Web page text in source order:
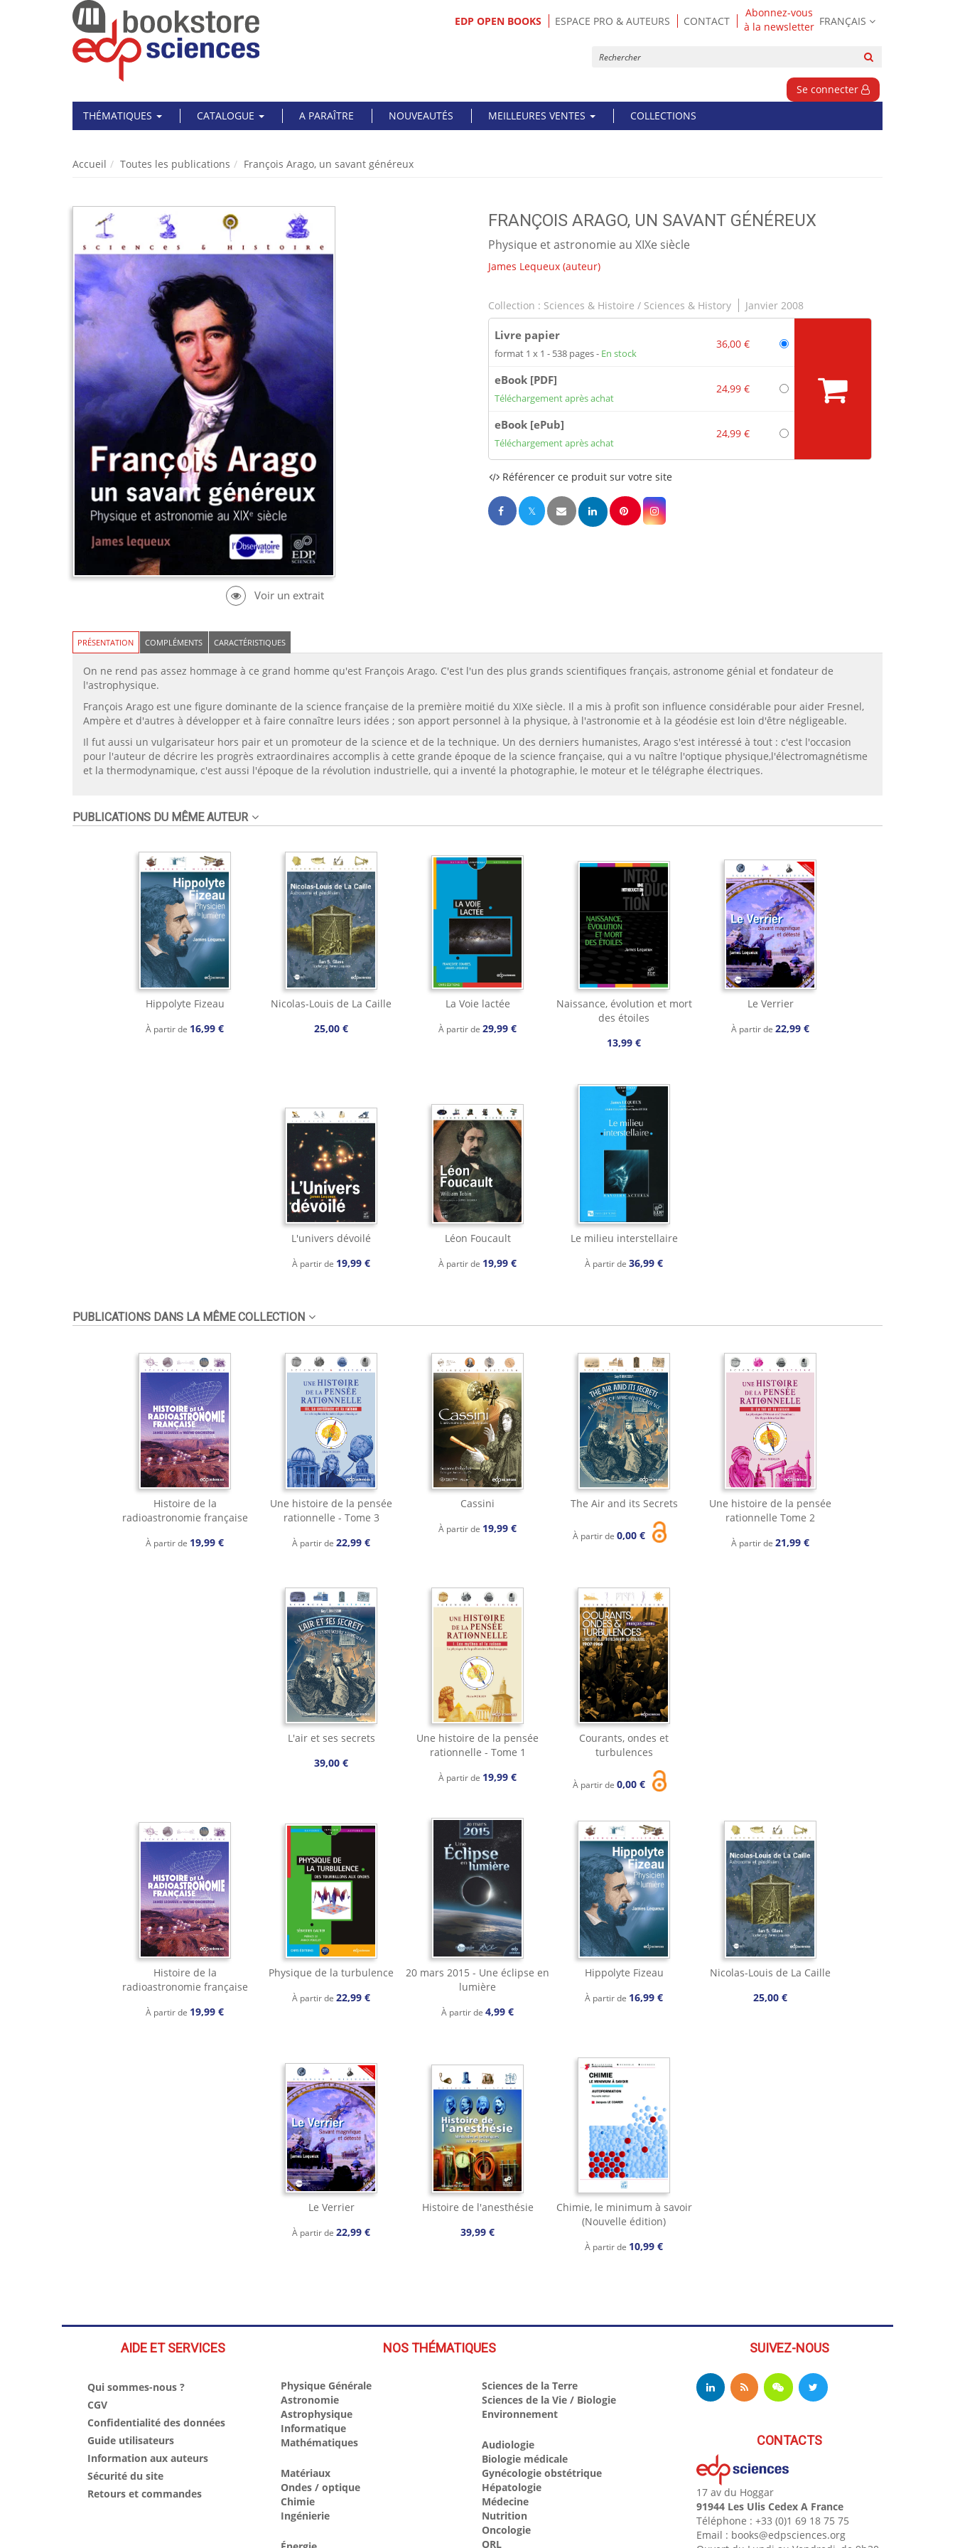
EDP OPEN BOOKS ESPACE PRO & AUTEURS CONTACT
Abonnez-vous
à la newsletter FRANÇAIS
Se connecter
THÉMATIQUES
CATALOGUE A PARAÎTRE NOUVEAUTÉS MEILLEURES VENTES COLLECTIONS
Accueil Toutes les publications François Arago, un savant généreux
FRANÇOIS ARAGO, UN SAVANT GÉNÉREUX
Physique et astronomie au XIXe siècle
James Lequeux (auteur)
Collection : Sciences & Histoire / Sciences & History Janvier 2008
Livre papier
format 1 x 1 538 pages En stock
36,00 €
eBook [PDF]
Téléchargement après achat
24,99 €
eBook [ePub]
Téléchargement après achat
24,99 €
Référencer ce produit sur votre site
PRÉSENTATION COMPLÉMENTS CARACTÉRISTIQUES
On ne rend pas assez hommage à ce grand homme qu'est François Arago. C'est l'un des plus grands scientifiques français, astronome génial et fondateur de
l'astrophysique.
François Arago est une figure dominante de la science française de la première moitié du XIXe siècle. Il a mis à profit son influence considérable pour aider Fresnel,
Ampère et d'autres à développer et à faire connaître leurs idées ; son apport personnel à la physique, à l'astronomie et à la géodésie est loin d'être négligeable.
Il fut aussi un vulgarisateur hors pair et un promoteur de la science et de la technique. Un des derniers humanistes, Arago s'est intéressé à tout : c'est l'occasion
pour l'auteur de décrire les progrès extraordinaires accomplis à cette grande époque de la science française, qui a vu naître l'optique physique,l'électromagnétisme
et la thermodynamique, c'est aussi l'époque de la révolution industrielle, qui a inventé la photographie, le moteur et le télégraphe électriques.
PUBLICATIONS DU MÊME AUTEUR
Hippolyte Fizeau
À partir de 16,99 €
Nicolas-Louis de La Caille
25,00 €
La Voie lactée
À partir de 29,99 €
Naissance, évolution et mort
des étoiles
13,99 €
Le Verrier
À partir de 22,99 €
L'univers dévoilé
À partir de 19,99 €
Léon Foucault
À partir de 19,99 €
Le milieu interstellaire
À partir de 36,99 €
PUBLICATIONS DANS LA MÊME COLLECTION
Histoire de la
radioastronomie française
À partir de 19,99 €
Une histoire de la pensée
rationnelle - Tome 3
À partir de 22,99 €
Cassini
À partir de 19,99 €
The Air and its Secrets
À partir de 0,00 €
Une histoire de la pensée
rationnelle Tome 2
À partir de 21,99 €
L'air et ses secrets
39,00 €
Une histoire de la pensée
rationnelle - Tome 1
À partir de 19,99 €
Courants, ondes et
turbulences
À partir de 0,00 €
Histoire de la
radioastronomie française
À partir de 19,99 €
Physique de la turbulence
À partir de 22,99 €
20 mars 2015 - Une éclipse en
lumière
À partir de 4,99 €
Hippolyte Fizeau
À partir de 16,99 €
Nicolas-Louis de La Caille
25,00 €
Le Verrier
À partir de 22,99 €
Histoire de l'anesthésie
39,99 €
Chimie, le minimum à savoir
(Nouvelle édition)
À partir de 10,99 €
AIDE ET SERVICES
Qui sommes-nous ?
CGV
Confidentialité des données
Guide utilisateurs
Information aux auteurs
Sécurité du site
Retours et commandes
NOS THÉMATIQUES
Physique Générale
Astronomie
Astrophysique
Informatique
Mathématiques
Matériaux
Ondes / optique
Chimie
Ingénierie
Sciences de la Terre
Sciences de la Vie / Biologie
Environnement
Audiologie
Biologie médicale
Gynécologie obstétrique
Hépatologie
Médecine
Nutrition
Oncologie
ORL
SUIVEZ-NOUS
CONTACTS
17 av du Hoggar
91944 Les Ulis Cedex A France
Téléphone : +33 (0)1 69 18 75 75
Email : books@edpsciences.org